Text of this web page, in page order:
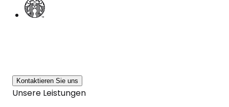
Kontaktieren Sie uns
Unsere Leistungen